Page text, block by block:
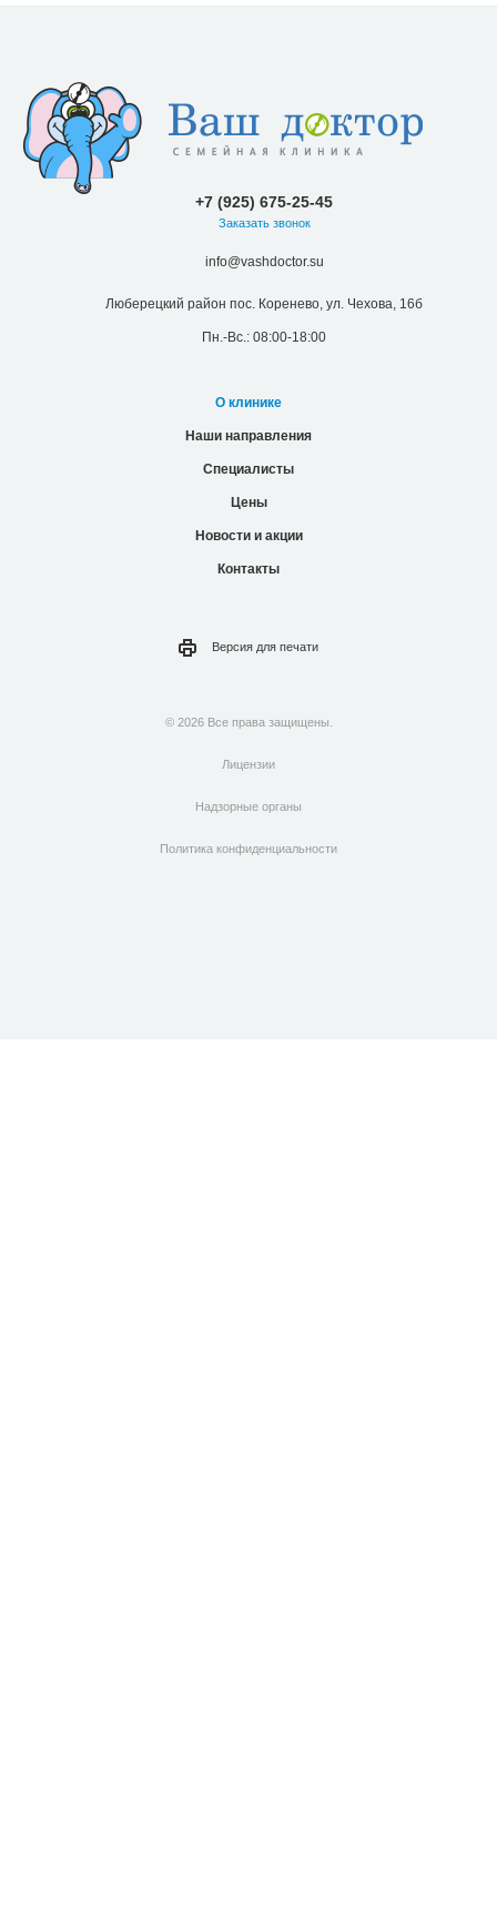
+7 (925) 675-25-45
Заказать звонок
info@vashdoctor.su
Люберецкий район пос. Коренево, ул. Чехова, 16б
Пн.-Вс.: 08:00-18:00
О клинике
Наши направления
Специалисты
Цены
Новости и акции
Контакты
Версия для печати
© 2026 Все права защищены.
Лицензии
Надзорные органы
Политика конфиденциальности